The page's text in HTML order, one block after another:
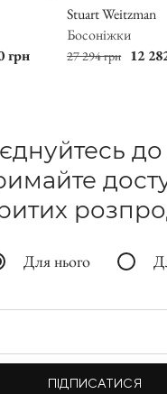
грн
Stuart Weitzman
Босоніжки
27 294 грн 12
до
Для нього
ПІДПИСАТИСЯ